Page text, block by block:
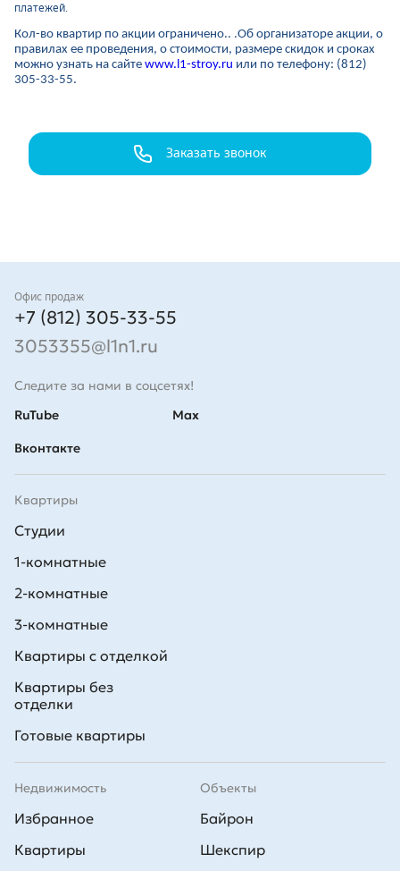
платежей.
Кол-во квартир по акции ограничено.. .Об организаторе акции, о
правилах ее проведения, о стоимости, размере скидок и сроках
можно узнать на сайте www.l1-stroy.ru или по телефону: (812)
305-33-55.
Заказать звонок
Контакты
Офис продаж
+7 (812) 305-33-55
3053355@l1n1.ru
Следите за нами в соцсетях!
RuTube
Вконтакте
Max
Квартиры
Студии
1-комнатные
2-комнатные
3-комнатные
Квартиры с отделкой
Квартиры без
отделки
Готовые квартиры
Недвижимость
Избранное
Квартиры
Объекты
Байрон
Шекспир